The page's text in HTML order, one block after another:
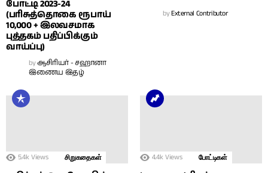
போட்டி 2023-24
(பரிசுத்தொகை ரூபாய்
10,000 + இலவசமாக
புத்தகம் பதிப்பிக்கும்
வாய்ப்பு)
byஆசிரியர் - சஹானா
இணைய இதழ்
byExternal Contributor
5.4k Views சிறுகதைகள் 4.4k Views போட்டிகள்